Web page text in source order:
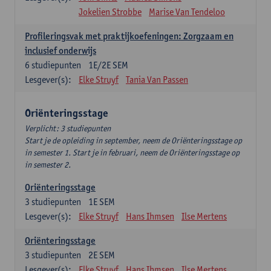
Jokelien Strobbe
Marise Van Tendeloo
Profileringsvak met praktijkoefeningen: Zorgzaam en
inclusief onderwijs
1E/2E SEM
6 studiepunten
Lesgever(s):
Elke Struyf Tania Van Passen
Oriënteringsstage
Verplicht: 3 studiepunten
Start je de opleiding in september, neem de Oriënteringsstage op
in semester 1. Start je in februari, neem de Oriënteringsstage op
in semester 2.
Oriënteringsstage
1E SEM
3 studiepunten
Lesgever(s):
Elke Struyf Hans Ihmsen Ilse Mertens
Oriënteringsstage
2E SEM
3 studiepunten